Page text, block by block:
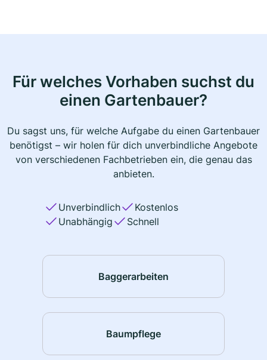
Für welches Vorhaben suchst du
einen Gartenbauer?
Du sagst uns, für welche Aufgabe du einen Gartenbauer
benötigst – wir holen für dich unverbindliche Angebote
von verschiedenen Fachbetrieben ein, die genau das
anbieten.
Unverbindlich
Kostenlos
Unabhängig
Schnell
Baggerarbeiten
Baumpflege